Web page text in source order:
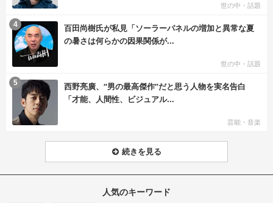
世の中・話題
百田尚樹氏が私見「ソーラーパネルの増加と異常な夏
の暑さは何らかの因果関係が...
世の中・話題
4
西野亮廣、“男の最高傑作”だと思う人物を実名告白
「才能、人間性、ビジュアル...
芸能・音楽
5
続きを見る
人気のキーワード